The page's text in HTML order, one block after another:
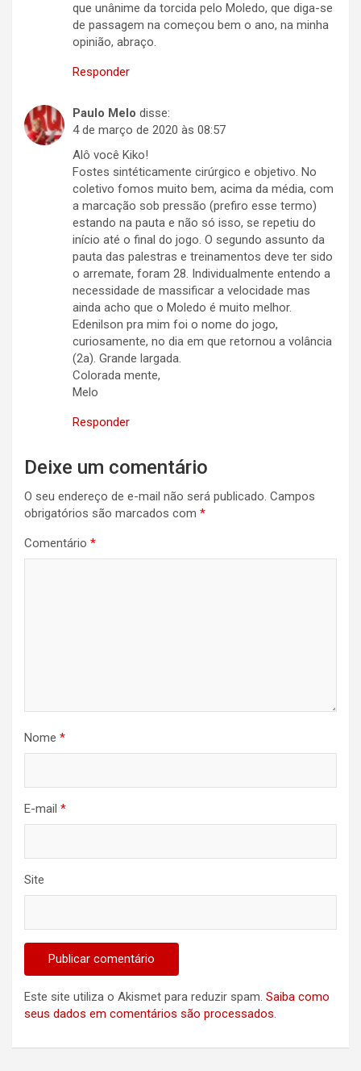
que unânime da torcida pelo Moledo, que diga-se
de passagem na começou bem o ano, na minha
opinião, abraço.
Responder
Paulo Melo disse:
4 de março de 2020 às 08:57
Alô você Kiko!
Fostes sintéticamente cirúrgico e objetivo. No
coletivo fomos muito bem, acima da média, com
a marcação sob pressão (prefiro esse termo)
estando na pauta e não só isso, se repetiu do
início até o final do jogo. O segundo assunto da
pauta das palestras e treinamentos deve ter sido
o arremate, foram 28. Individualmente entendo a
necessidade de massificar a velocidade mas
ainda acho que o Moledo é muito melhor.
Edenilson pra mim foi o nome do jogo,
curiosamente, no dia em que retornou a volância
(2a). Grande largada.
Colorada mente,
Melo
Responder
Deixe um comentário
O seu endereço de e-mail não será publicado. Campos
obrigatórios são marcados com *
Comentário *
Nome *
E-mail *
Site
Este site utiliza o Akismet para reduzir spam. Saiba como
seus dados em comentários são processados.